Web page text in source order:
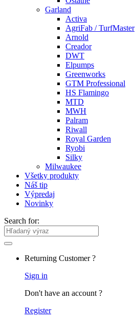
Garland
Activa
AgriFab / TurfMaster
Arnold
Creador
DWT
Elpumps
Greenworks
GTM Professional
HS Flamingo
MTD
MWH
Palram
Riwall
Royal Garden
Ryobi
Silky
Milwaukee
Všetky produkty
Náš tip
Výpredaj
Novinky
Search for:
Returning Customer ?
Sign in
Don't have an account ?
Register